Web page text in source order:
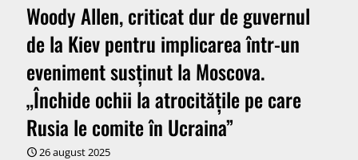
Woody Allen, criticat dur de guvernul
de la Kiev pentru implicarea într-un
eveniment susţinut la Moscova.
„Închide ochii la atrocităţile pe care
Rusia le comite în Ucraina”
26 august 2025